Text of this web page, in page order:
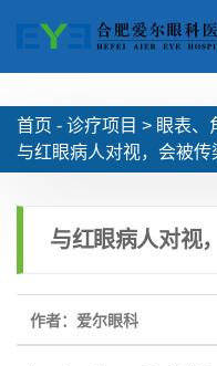
首页 - 诊疗项目 > 眼表、
与红眼病人对视，会被传
与红眼病人对视
作者：爱尔眼科